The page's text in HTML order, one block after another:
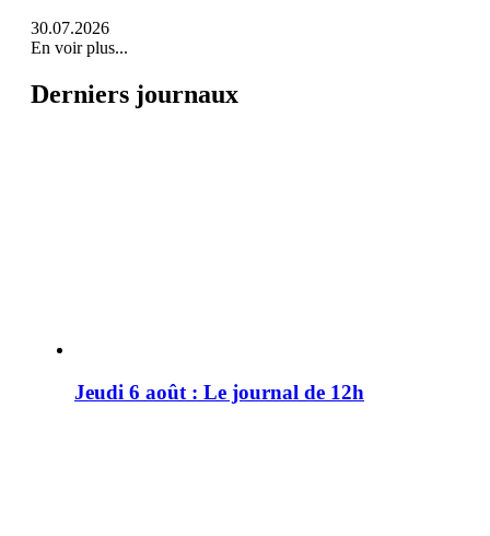
30.07.2026
En voir plus...
Derniers journaux
Jeudi 6 août : Le journal de 12h